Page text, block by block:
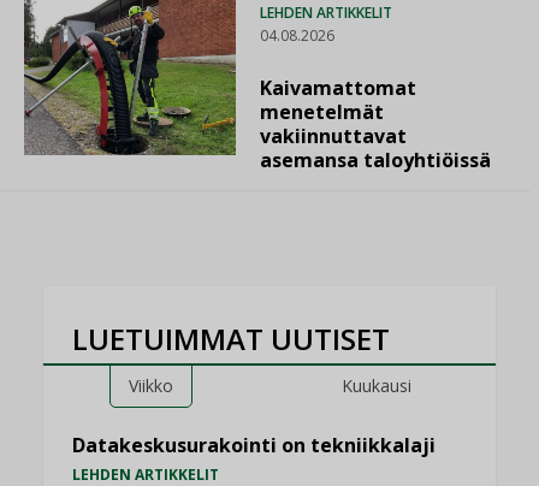
LEHDEN ARTIKKELIT
04.08.2026
Kaivamattomat
menetelmät
vakiinnuttavat
asemansa taloyhtiöissä
LUETUIMMAT UUTISET
Viikko Kuukausi
Datakeskusurakointi on tekniikkalaji
LEHDEN ARTIKKELIT